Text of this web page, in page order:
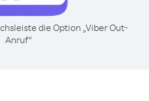
die Option „Viber Out-
Anruf“